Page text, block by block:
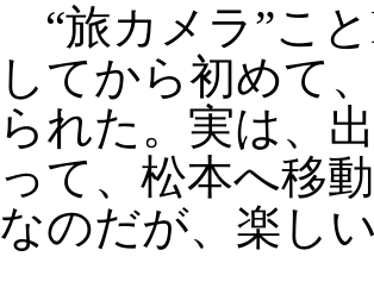
“旅カメラ”こ
してから初めて
られた。実は、
って、松本へ移
なのだが、楽し